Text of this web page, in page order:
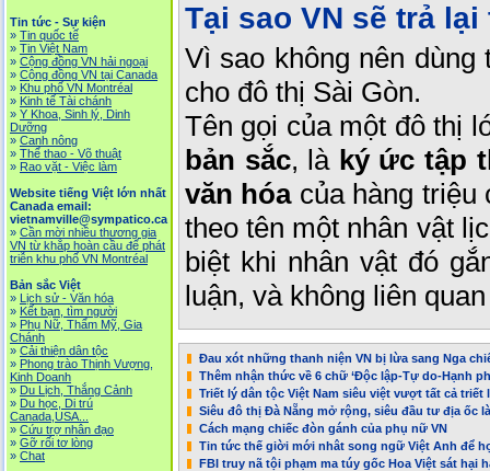
Tin tức - Sự kiện
» Tin quốc tế
» Tin Việt Nam
» Cộng đồng VN hải ngoại
» Cộng đồng VN tại Canada
» Khu phố VN Montréal
» Kinh tế Tài chánh
» Y Khoa, Sinh lý, Dinh
Dưỡng
» Canh nông
» Thể thao - Võ thuật
» Rao vặt - Việc làm
Website tiếng Việt lớn nhất
Canada email:
vietnamville@sympatico.ca
» Cần mời nhiều thương gia
VN từ khắp hoàn cầu để phát
triễn khu phố VN Montréal
Bản sắc Việt
» Lịch sử - Văn hóa
» Kết bạn, tìm người
» Phụ Nữ, Thẩm Mỹ, Gia
Chánh
» Cải thiện dân tộc
» Phong trào Thịnh Vượng,
Kinh Doanh
» Du Lịch, Thắng Cảnh
» Du học, Di trú
Canada,USA...
» Cứu trợ nhân đạo
» Gỡ rối tơ lòng
» Chat
Tại sao VN sẽ trả
Vì sao không nên
cho đô thị Sài Gòn.
Tên gọi của một đô thị
bản sắc, là ký ức tập
văn hóacủa hàng triệu
theo tên một nhân vật
biệt khi nhân vật đó
luận, và không liên
Đau xót những thanh niện VN bị lừa sang Nga
Thêm nhận thức về 6 chữ ‘Độc lập-Tự do-Hạnh
Triết lý dân tộc Việt Nam siêu việt vượt tất cả triết
Siêu đô thị Đà Nẵng mở rộng, siêu đầu tư địa ốc
Cách mạng chiếc đòn gánh của phụ nữ VN
Tin tức thế giời mới nhât song ngữ Việt Anh để
FBI truy nã tội phạm ma túy gốc Hoa Việt sát hại